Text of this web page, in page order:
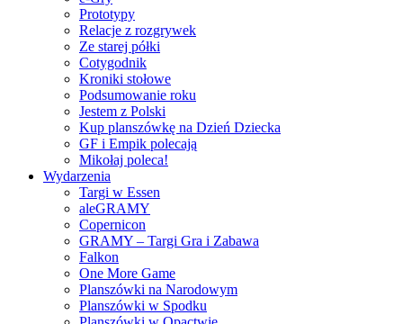
Prototypy
Relacje z rozgrywek
Ze starej półki
Cotygodnik
Kroniki stołowe
Podsumowanie roku
Jestem z Polski
Kup planszówkę na Dzień Dziecka
GF i Empik polecają
Mikołaj poleca!
Wydarzenia
Targi w Essen
aleGRAMY
Copernicon
GRAMY – Targi Gra i Zabawa
Falkon
One More Game
Planszówki na Narodowym
Planszówki w Spodku